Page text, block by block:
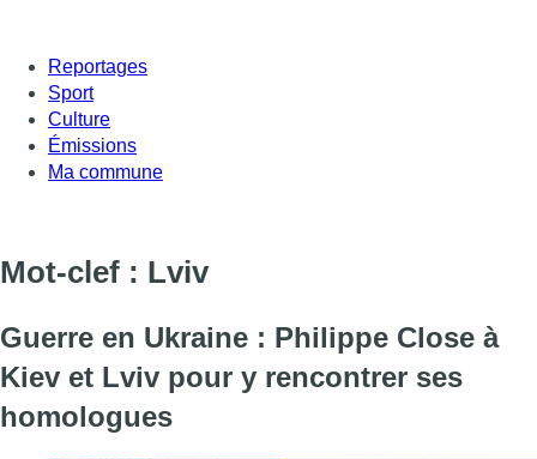
Reportages
Sport
Culture
Émissions
Ma commune
Mot-clef : Lviv
Guerre en Ukraine : Philippe Close à
Kiev et Lviv pour y rencontrer ses
homologues